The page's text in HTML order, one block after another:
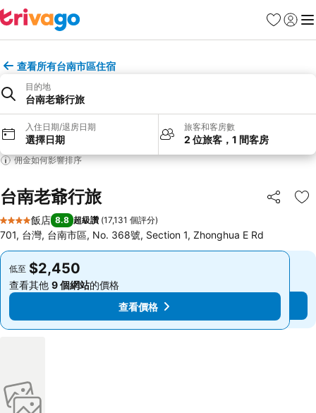
我的最愛
登入 選
查看所有台南市區住宿
目的地
台南老爺行旅
入住日期/退房日期
選擇日期
旅客和客房數
2 位旅客，1 間客房
佣金如何影響排序
台南老爺行旅 分享
加
4 星級
飯店 8.8 超級讚 (17,131 個評分)
701, 台灣, 台南市區, No. 368號, Section 1, Zhonghua E Rd
低至 $2,450
查看其他 9 個網站的價格
查看價格
低至 $2,450
查看其他 9 個網站的價格
查看價格